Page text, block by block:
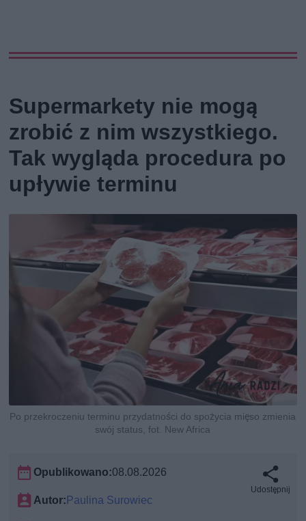
Supermarkety nie mogą
zrobić z nim wszystkiego.
Tak wygląda procedura po
upływie terminu
Po przekroczeniu terminu przydatności do spożycia mięso zmienia
swój status, fot. New Africa
Opublikowano:08.08.2026
Autor: Paulina Surowiec
Udostępnij